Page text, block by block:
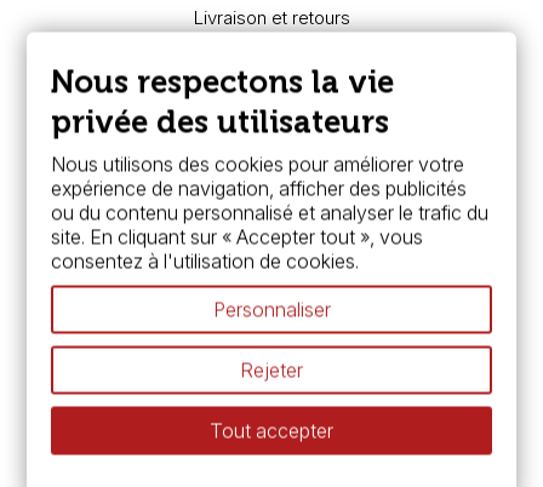
Livraison et retours
Paiement sécurisé
FAQ
Boutique à Angers
Services
Carte fidélité & avantages
Chèque cadeau, bon cadeaux
Devis & bon de commande
Pass culture - mode d'emploi
Nos promotions en cours
Espace conseils
L’aquarelle en tubes ou en godets ?
Le vocabulaire technique de l’aquarelle
Différence entre peinture Fine et Extra-fine
Préparer une toile pour peinture à l'huile et acrylique
Nous respectons la vie
privée des utilisateurs
Nous utilisons des cookies pour améliorer votre
expérience de navigation, afficher des publicités
ou du contenu personnalisé et analyser le trafic du
site. En cliquant sur « Accepter tout », vous
consentez à l'utilisation de cookies.
Personnaliser
Rejeter
Tout accepter